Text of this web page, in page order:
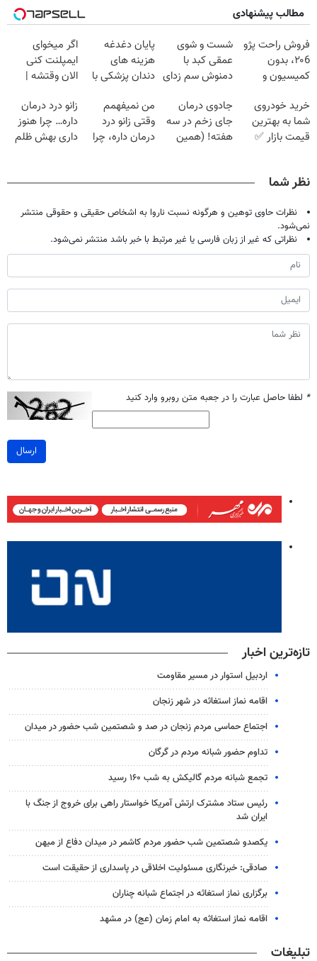
مطالب پیشنهادی
فروش راحت پژو
۲۰6، بدون
کمیسیون و
شست و شوی
عمقی کبد با
دمنوش سم زدای
پایان دغدغه
هزینه های
دندان پزشکی با
خانگی
اگر میخوای
ایمپلنت کنی
الان وقتشه |
میلیون تومان!!!
خرید خودروی
شما به بهترین
قیمت بازار ✅
جادوی درمان
جای زخم در سه
هفته! (همین
من نمیفهمم
وقتی زانو درد
درمان داره، چرا
زانو درد درمان
داره… چرا هنوز
داری بهش ظلم
نظر شما
نظرات حاوی توهین و هرگونه نسبت ناروا به اشخاص حقیقی و حقوقی منتشر
نمی‌شود.
نظراتی که غیر از زبان فارسی یا غیر مرتبط با خبر باشد منتشر نمی‌شود.
* لطفا حاصل عبارت را در جعبه متن روبرو وارد کنید
ارسال
تازه‌ترین اخبار
اردبیل استوار در مسیر مقاومت
اقامه نماز استغاثه در شهر زنجان
اجتماع حماسی مردم زنجان در صد و شصتمین شب حضور در میدان
تداوم حضور شبانه مردم در گرگان
تجمع شبانه مردم گالیکش به شب ۱۶۰ رسید
رئیس ستاد مشترک ارتش آمریکا خواستار راهی برای خروج از جنگ با
ایران شد
یکصدو شصتمین شب حضور مردم کاشمر در میدان دفاع از میهن
صادقی: خبرنگاری مسئولیت اخلاقی در پاسداری از حقیقت است
برگزاری نماز استغاثه در اجتماع شبانه چناران
اقامه نماز استغاثه به امام زمان (عج) در مشهد
تبلیغات